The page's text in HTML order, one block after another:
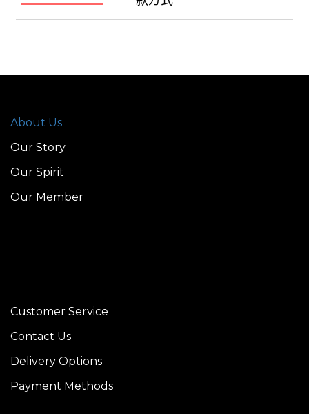
About Us
Our Story
Our Spirit
Our Member
Customer Service
Contact Us
Delivery Options
Payment Methods